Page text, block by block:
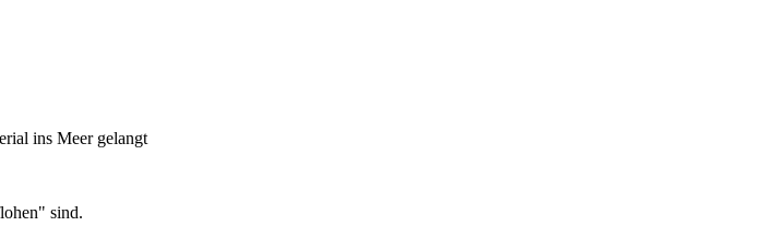
ins Meer gelangt
sind.